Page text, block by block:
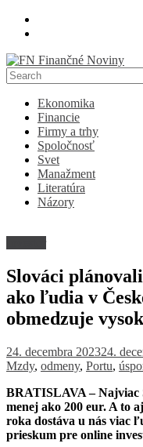
Skip
FN
Finančné
Noviny
Denník
ekonomike
spoločnosti
Ekonomika
Financie
Firmy a trhy
Spoločnosť
Svet
Manažment
Literatúra
Názory
Slováci
ako ľudia v
obmedzuje
24. decembra 202324.
Mzdy, odmeny, Portu,
BRATISLAVA – Najviac
menej ako 200 eur. A to
roka dostáva u nás viac
prieskum pre online